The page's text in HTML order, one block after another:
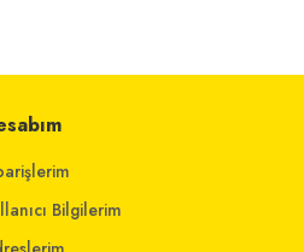
Bilgilerim